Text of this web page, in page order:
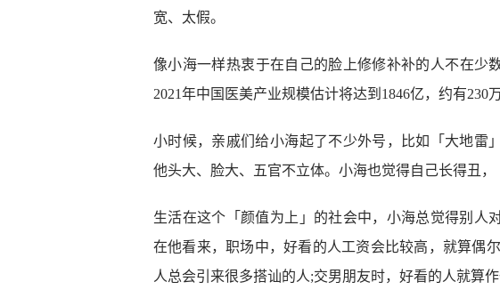
宽、太假。
像小海一样热衷于在自己的脸上修修补补的人不在少
2021年中国医美产业规模估计将达到1846亿，约有230
小时候，亲戚们给小海起了不少外号，比如「大地雷
他头大、脸大、五官不立体。小海也觉得自己长得丑，
生活在这个「颜值为上」的社会中，小海总觉得别人
在他看来，职场中，好看的人工资会比较高，就算偶
人总会引来很多搭讪的人;交男朋友时，好看的人就算